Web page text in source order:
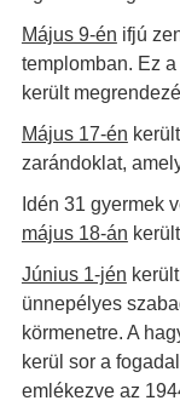
Május 9-én ifjú
templomban. Ez
került
Május 17-én
zarándoklat,
Idén 31 gyermek
május 18-án
Június 1-jén
ünnepélyes
körmenetre. A
kerül sor a
emlékezve az